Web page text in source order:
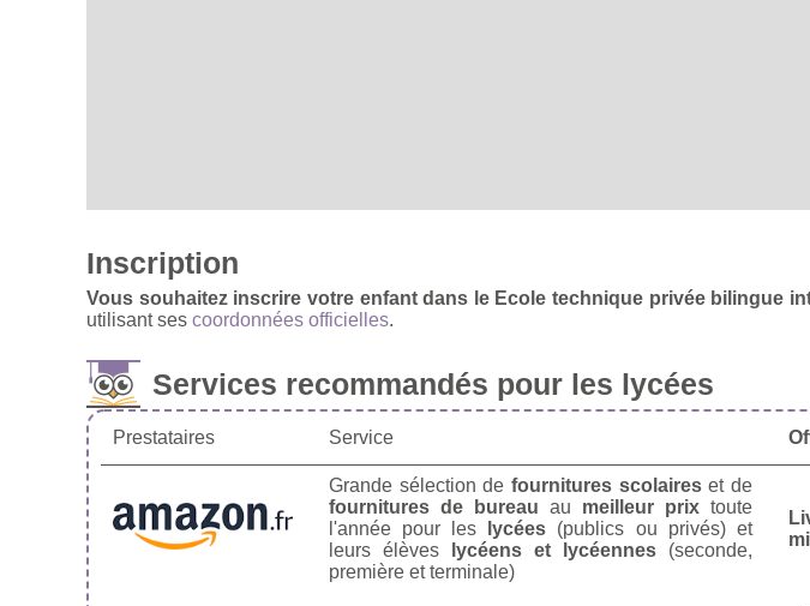
Inscription
Vous souhaitez inscrire votre enfant dans le Ecole technique privée bilingue
utilisant ses coordonnées officielles.
Services recommandés pour les lycées
Prestataires Service
Grande sélection de fournitures scolaireset de
fournitures de bureau au meilleur prixtoute
l'année pour les
lycées (publics ou privés) et
leurs élèves
lycéens et lycéennes(seconde,
première et terminale)